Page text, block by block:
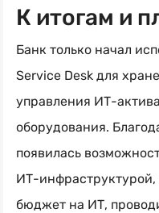
К итогам и
Банк только начал
Service Desk для
управления ИТ-
оборудования.
появилась
ИТ-инфраструктурой
бюджет на ИТ,